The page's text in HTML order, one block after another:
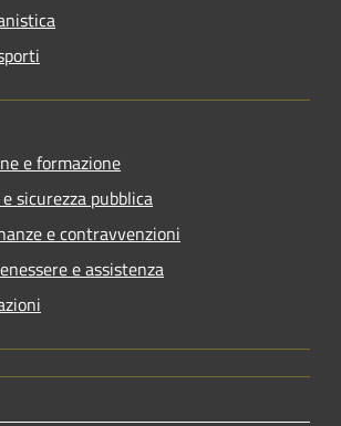
e formazione
sicurezza pubblica
e contravvenzioni
e assistenza